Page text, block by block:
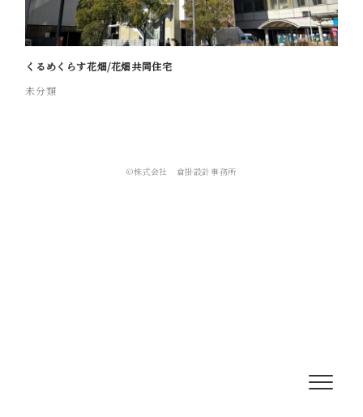
くるめくらす花畑/花畑共同住宅
未分類
©株式会社 倉掛設計事務所